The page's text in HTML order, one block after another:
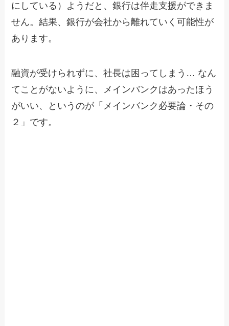
にしている）ようだと、銀行は伴走支援ができま
せん。結果、銀行が会社から離れていく可能性が
あります。
融資が受けられずに、社長は困ってしまう… なん
てことがないように、メインバンクはあったほう
がいい、というのが「メインバンク必要論・その
２」です。